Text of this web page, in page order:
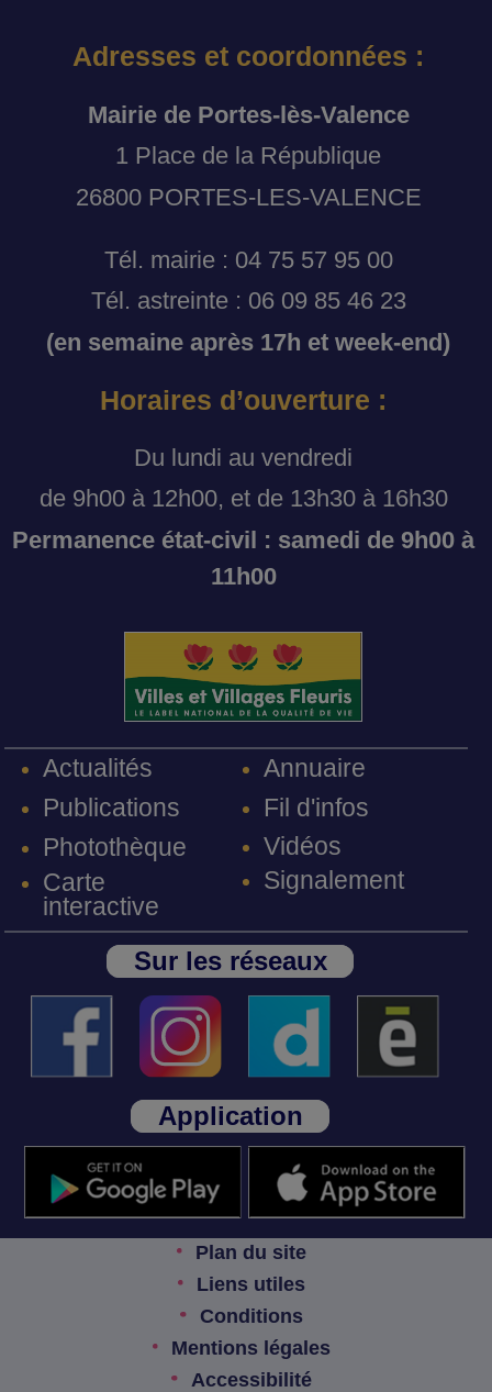
Adresses et coordonnées :
Mairie de Portes-lès-Valence
1 Place de la République
26800 PORTES-LES-VALENCE
Tél. mairie : 04 75 57 95 00
Tél. astreinte : 06 09 85 46 23
(en semaine après 17h et week-end)
Horaires d’ouverture :
Du lundi au vendredi
de 9h00 à 12h00, et de 13h30 à 16h30
Permanence état-civil : samedi de 9h00 à
11h00
Actualités
Publications
Photothèque
Carte
interactive
Annuaire
Fil d'infos
Vidéos
Signalement
Sur les réseaux
Application
Plan du site
Liens utiles
Conditions
Mentions légales
Accessibilité